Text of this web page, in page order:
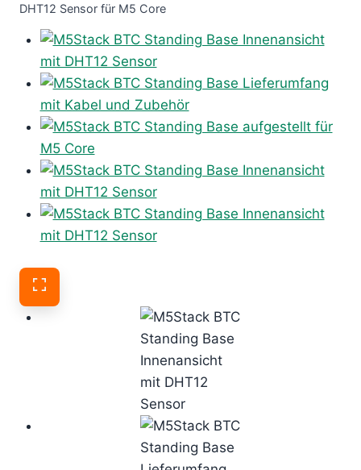
DHT12 Sensor für M5 Core